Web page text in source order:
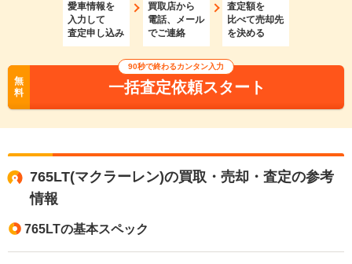
愛車情報を
入力して
査定申し込み
買取店から
電話、メール
でご連絡
査定額を
比べて売却先
を決める
無
料
90秒で終わるカンタン入力
一括査定依頼スタート
765LT(マクラーレン)の買取・売却・査定の参考
情報
765LTの基本スペック